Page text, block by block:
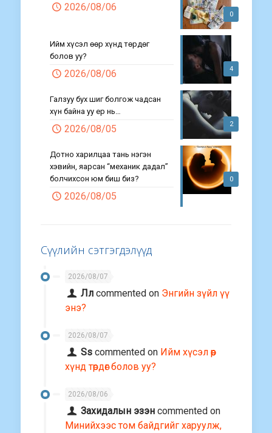
0
2026/08/06
4
Ийм хүсэл өөр хүнд төрдөг
болов уу?
2026/08/06
2
Галзуу бух шиг болгож чадсан
хүн байна уу ер нь…
2026/08/05
0
Дотно харилцаа тань нэгэн
хэвийн, яарсан “механик дадал”
болчихсон юм биш биз?
2026/08/05
Сүүлийн сэтгэгдэлүүд
2026/08/07
Лл commented on Энгийн зүйл үү
энэ?
2026/08/07
Ss commented on Ийм хүсэл өөр
хүнд төрдөг болов уу?
2026/08/06
Захидалын эзэн commented on
Минийхээс том байдгийг харуулж,